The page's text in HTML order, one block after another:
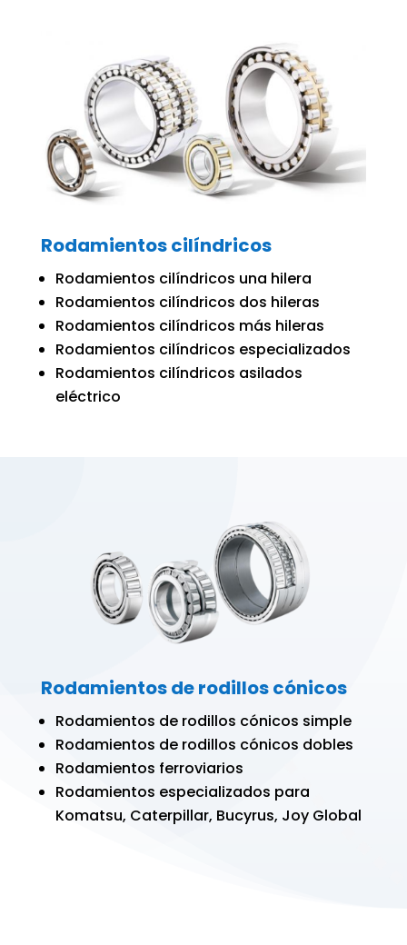
Rodamientos cilíndricos
Rodamientos cilíndricos una hilera
Rodamientos cilíndricos dos hileras
Rodamientos cilíndricos más hileras
Rodamientos cilíndricos especializados
Rodamientos cilíndricos asilados
eléctrico
Rodamientos de rodillos cónicos
Rodamientos de rodillos cónicos simple
Rodamientos de rodillos cónicos dobles
Rodamientos ferroviarios
Rodamientos especializados para
Komatsu, Caterpillar, Bucyrus, Joy Global